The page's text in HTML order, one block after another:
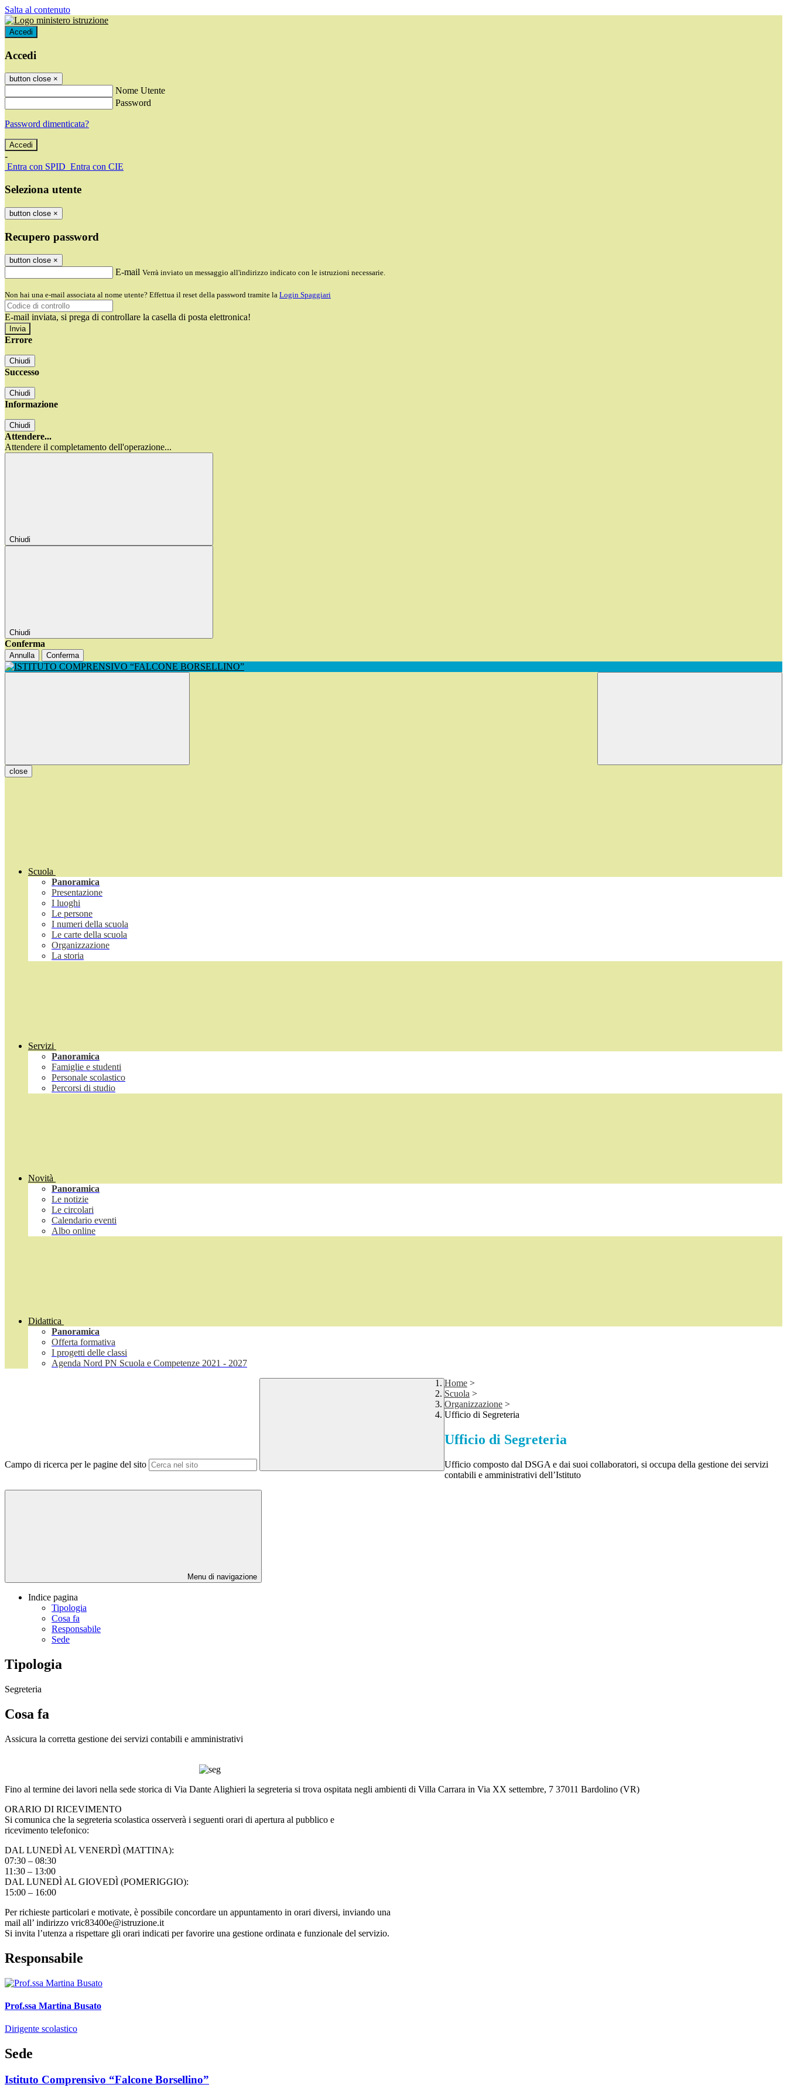
Salta al contenuto
Accedi
Accedi
button close ×
Nome Utente
Password
Password dimenticata?
-
Entra con SPID Entra con CIE
Seleziona utente
button close ×
Recupero password
button close ×
E-mail Verrà inviato un messaggio all'indirizzo indicato con le istruzioni necessarie.
Non hai una e-mail associata al nome utente? Effettua il reset della password tramite la Login Spaggiari
E-mail inviata, si prega di controllare la casella di posta elettronica!
Errore
Chiudi
Successo
Chiudi
Informazione
Chiudi
Attendere...
Attendere il completamento dell'operazione...
Chiudi
Chiudi
Conferma
Annulla Conferma
close
Scuola
Panoramica
Presentazione
I luoghi
Le persone
I numeri della scuola
Le carte della scuola
Organizzazione
La storia
Servizi
Panoramica
Famiglie e studenti
Personale scolastico
Percorsi di studio
Novità
Panoramica
Le notizie
Le circolari
Calendario eventi
Albo online
Didattica
Panoramica
Offerta formativa
I progetti delle classi
Agenda Nord PN Scuola e Competenze 2021 - 2027
Campo di ricerca per le pagine del sito
Home >
Scuola >
Organizzazione >
Ufficio di Segreteria
Ufficio di Segreteria
Ufficio composto dal DSGA e dai suoi collaboratori, si occupa della gestione dei servizi
contabili e amministrativi dell’Istituto
Menu di navigazione
Indice pagina
Tipologia
Cosa fa
Responsabile
Sede
Tipologia
Segreteria
Cosa fa
Assicura la corretta gestione dei servizi contabili e amministrativi
Fino al termine dei lavori nella sede storica di Via Dante Alighieri la segreteria si trova ospitata negli ambienti di Villa Carrara in Via XX settembre, 7 37011 Bardolino (VR)
ORARIO DI RICEVIMENTO
Si comunica che la segreteria scolastica osserverà i seguenti orari di apertura al pubblico e
ricevimento telefonico:
DAL LUNEDÌ AL VENERDÌ (MATTINA):
07:30 – 08:30
11:30 – 13:00
DAL LUNEDÌ AL GIOVEDÌ (POMERIGGIO):
15:00 – 16:00
Per richieste particolari e motivate, è possibile concordare un appuntamento in orari diversi, inviando una
mail all’ indirizzo vric83400e@istruzione.it
Si invita l’utenza a rispettare gli orari indicati per favorire una gestione ordinata e funzionale del servizio.
Responsabile
Prof.ssa Martina Busato
Dirigente scolastico
Sede
Istituto Comprensivo “Falcone Borsellino”